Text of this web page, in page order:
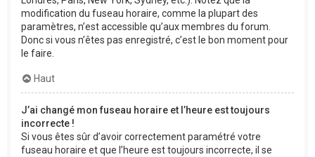
modification du fuseau horaire, comme la plupart des
paramètres, n’est accessible qu’aux membres du forum.
Donc si vous n’êtes pas enregistré, c’est le bon moment pour
le faire.
Haut
J’ai changé mon fuseau horaire et l’heure est toujours
incorrecte !
Si vous êtes sûr d’avoir correctement paramétré votre
fuseau horaire et que l’heure est toujours incorrecte, il se